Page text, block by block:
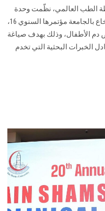
الطب العالمي، نظّمت وحدة
أمراض الدم وأورام الأطفال وزرع النخاع بالجامعة مؤتمرها السنوي 16،
27 لجمعية أمراض دم الأطفال، وذلك بهدف صياغة
الخبرات البحثية التي تخدم